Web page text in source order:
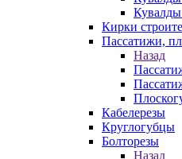
Кирки
Пассатижи,
Назад
Кабелерезы
Круглогубцы
Болторезы
Назад